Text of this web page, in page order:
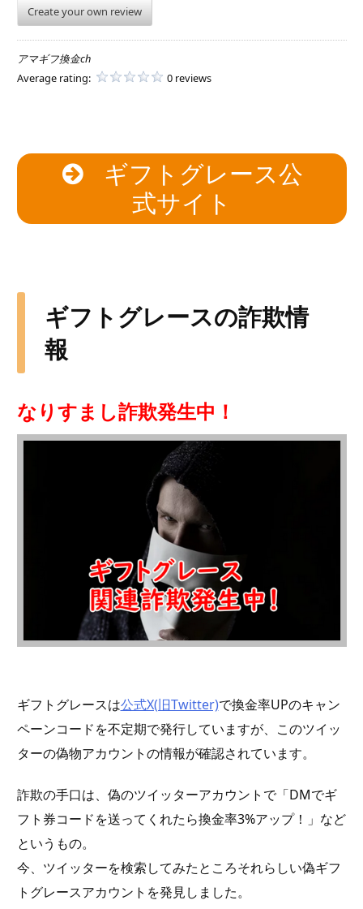
Create your own review
アマギフ換金ch
Average rating:
0 reviews
ギフトグレース公
式サイト
ギフトグレースの詐欺情
報
なりすまし詐欺発生中！
ギフトグレースは公式X(旧Twitter)で換金率UPのキャン
ペーンコードを不定期で発行していますが、このツイッ
ターの偽物アカウントの情報が確認されています。
詐欺の手口は、偽のツイッターアカウントで「DMでギ
フト券コードを送ってくれたら換金率3%アップ！」など
というもの。
今、ツイッターを検索してみたところそれらしい偽ギフ
トグレースアカウントを発見しました。